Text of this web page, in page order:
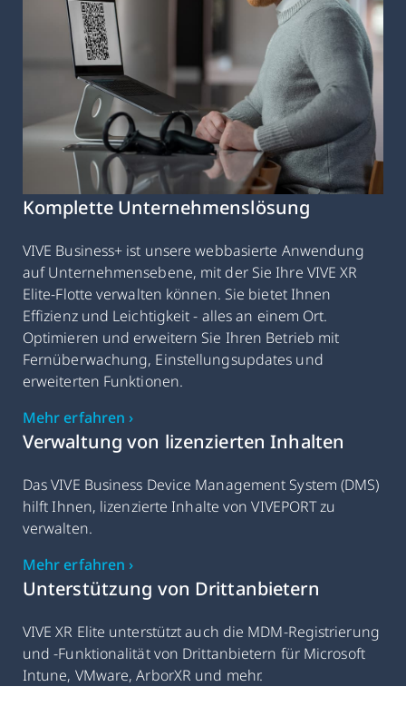
Komplette Unternehmenslösung
VIVE Business+ ist unsere webbasierte Anwendung
auf Unternehmensebene, mit der Sie Ihre VIVE XR
Elite-Flotte verwalten können. Sie bietet Ihnen
Effizienz und Leichtigkeit - alles an einem Ort.
Optimieren und erweitern Sie Ihren Betrieb mit
Fernüberwachung, Einstellungsupdates und
erweiterten Funktionen.
Mehr erfahren ›
Verwaltung von lizenzierten Inhalten
Das VIVE Business Device Management System (DMS)
hilft Ihnen, lizenzierte Inhalte von VIVEPORT zu
verwalten.
Mehr erfahren ›
Unterstützung von Drittanbietern
VIVE XR Elite unterstützt auch die MDM-Registrierung
und -Funktionalität von Drittanbietern für Microsoft
Intune, VMware, ArborXR und mehr.